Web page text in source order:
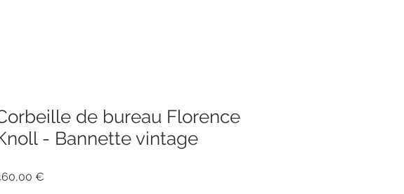
de bureau Florence
- Bannette vintage
€